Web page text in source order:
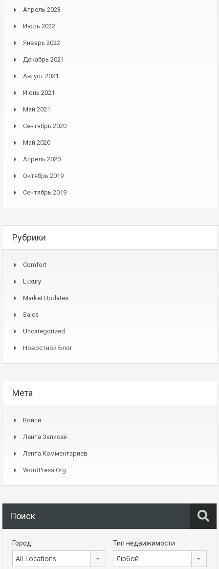
Апрель 2023
Июль 2022
Январь 2022
Декабрь 2021
Август 2021
Июнь 2021
Май 2021
Сентябрь 2020
Май 2020
Апрель 2020
Октябрь 2019
Сентябрь 2019
Рубрики
Comfort
Luxury
Market Updates
Sales
Uncategorized
Новостной Блог
Мета
Войти
Лента Записей
Лента Комментариев
WordPress.org
Поиск
Город
All Locations
Тип недвижимости
Любой